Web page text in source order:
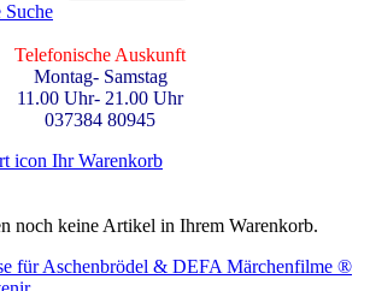
Suche
Telefonische Auskunft
Montag- Samstag
11.00 Uhr- 21.00 Uhr
037384 80945
Ihr Warenkorb
noch keine Artikel in Ihrem Warenkorb.
für Aschenbrödel & DEFA Märchenfilme ®